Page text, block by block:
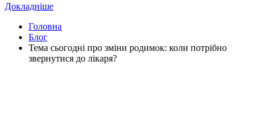
Докладніше
Головна
Блог
Тема сьогодні про зміни родимок: коли потрібно
звернутися до лікаря?